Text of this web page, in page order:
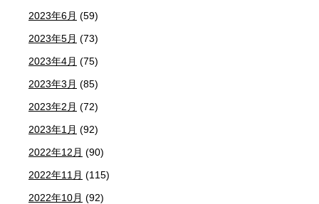
2023年6月 (59)
2023年5月 (73)
2023年4月 (75)
2023年3月 (85)
2023年2月 (72)
2023年1月 (92)
2022年12月 (90)
2022年11月 (115)
2022年10月 (92)